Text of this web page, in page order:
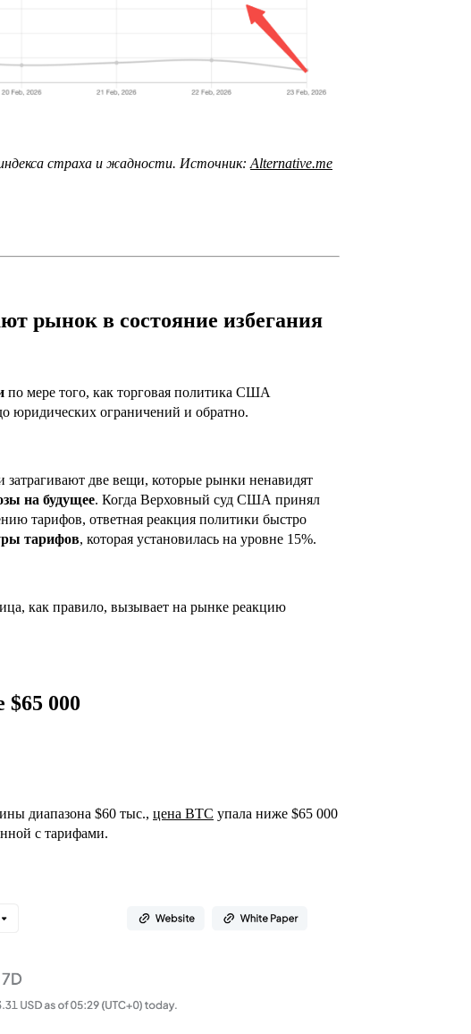
страха и жадности. Источник: Alternative.me
рынок в состояние избегания
по мере того, как торговая политика США
юридических ограничений и обратно.
две вещи, которые рынки ненавидят
на будущее. Когда Верховный суд США принял
тарифов, ответная реакция политики быстро
тарифов, которая установилась на уровне 15%.
как правило, вызывает на рынке реакцию
000
диапазона $60 тыс., цена BTC упала ниже $65 000
с тарифами.